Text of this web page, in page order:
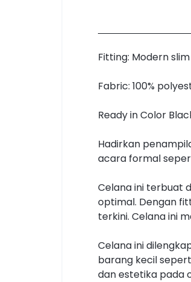
Fitting: Modern
Fabric: 100%
Ready in Color
Hadirkan
acara formal
Celana ini terbuat
optimal. Dengan
terkini. Celana ini
Celana ini
barang kecil
dan estetika pada